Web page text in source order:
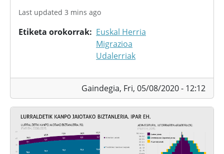
Last updated 3 mins ago
Etiketa orokorrak
Euskal Herria
Migrazioa
Udalerriak
Gaindegia, Fri, 05/08/2020 - 12:12